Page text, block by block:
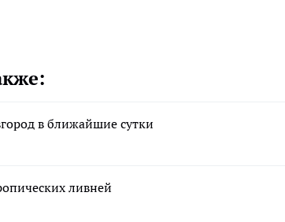
в ближайшие сутки
ливней